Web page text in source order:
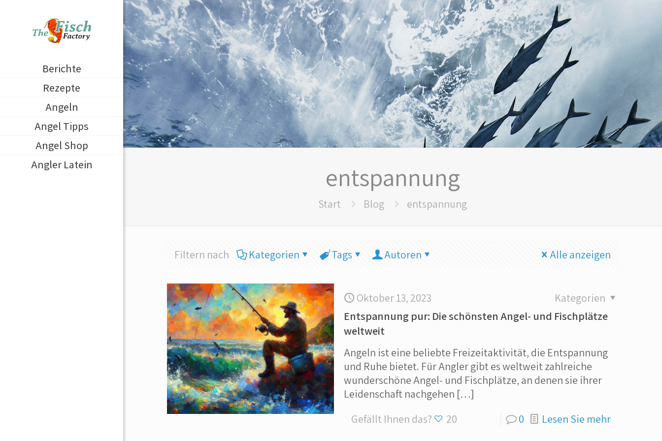
Berichte
Rezepte
Angeln
Angel Tipps
Angel Shop
Angler Latein
entspannung
Start Blog entspannung
Filtern nach Kategorien Tags Autoren Alle anzeigen
Oktober 13, 2023
Kategorien
Entspannung pur: Die schönsten Angel- und Fischplätze
weltweit
Angeln ist eine beliebte Freizeitaktivität, die Entspannung
und Ruhe bietet. Für Angler gibt es weltweit zahlreiche
wunderschöne Angel- und Fischplätze, an denen sie ihrer
Leidenschaft nachgehen […]
Gefällt Ihnen das?
20 0 Lesen Sie mehr